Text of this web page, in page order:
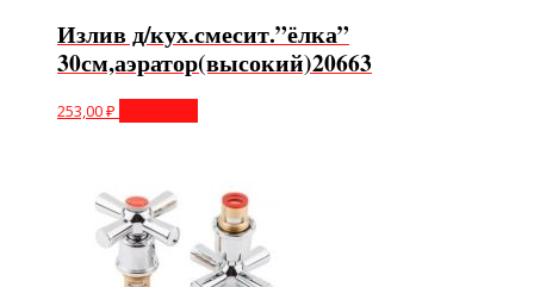
Излив д/кух.смесит.”ёлка”
30см,аэратор(высокий)20663
253,00₽